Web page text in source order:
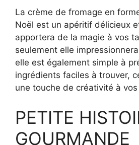
La crème de fromage en
Noël est un apéritif délicieux
apportera de la magie à vos
seulement elle
elle est également simple à
ingrédients faciles à trouver,
une touche de créativité à
PETITE
GOURMANDE